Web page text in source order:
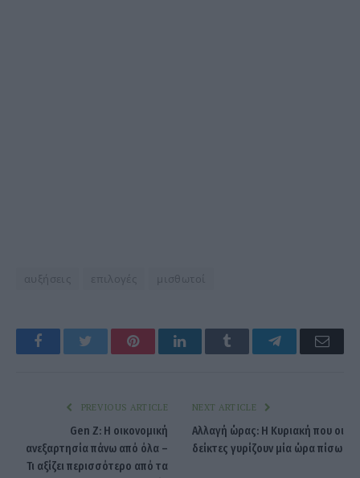
αυξήσεις επιλογές μισθωτοί
Facebook Twitter PinterestLinkedIn Tumblr Telegram
PREVIOUS ARTICLE
Gen Z: Η οικονομική
ανεξαρτησία πάνω από όλα –
Τι αξίζει περισσότερο από τα
NEXT ARTICLE
Αλλαγή ώρας: Η Κυριακή που οι
δείκτες γυρίζουν μία ώρα πίσω